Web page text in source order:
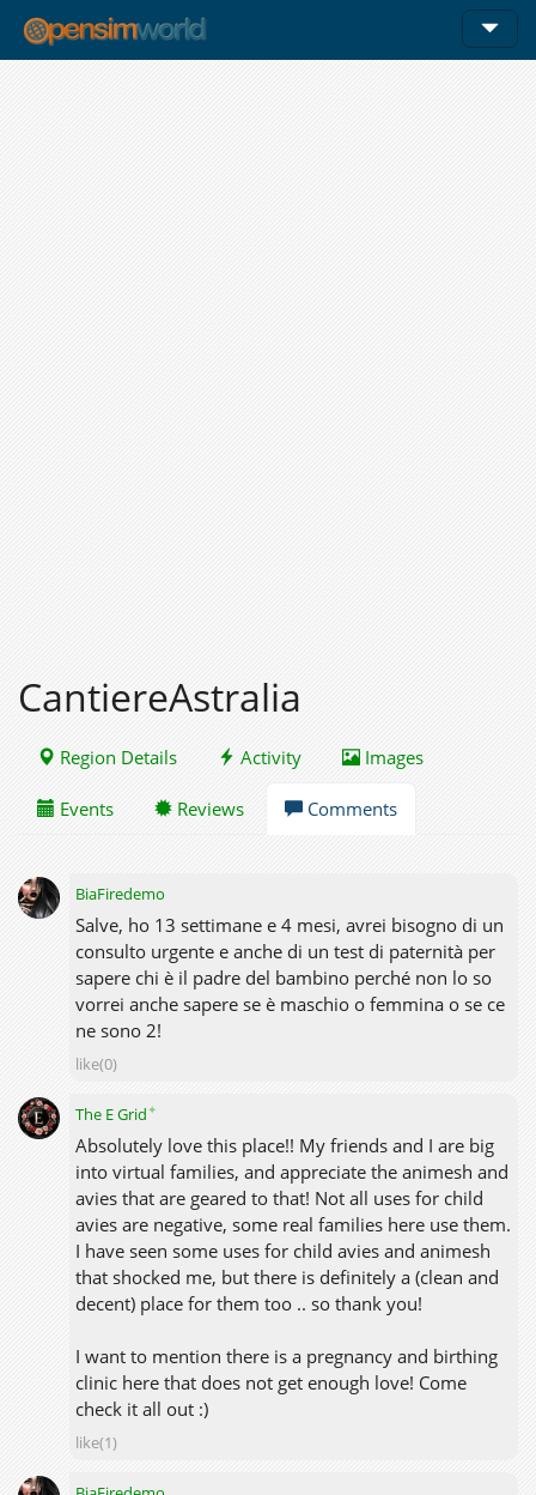
CantiereAstralia
Region Details Activity Images
Events Reviews Comments
BiaFiredemo
Salve, ho 13 settimane e 4 mesi, avrei bisogno di un
consulto urgente e anche di un test di paternità per
sapere chi è il padre del bambino perché non lo so
vorrei anche sapere se è maschio o femmina o se ce
ne sono 2!
like(0)
The E Grid✦
Absolutely love this place!! My friends and I are big
into virtual families, and appreciate the animesh and
avies that are geared to that! Not all uses for child
avies are negative, some real families here use them.
I have seen some uses for child avies and animesh
that shocked me, but there is definitely a (clean and
decent) place for them too .. so thank you!
I want to mention there is a pregnancy and birthing
clinic here that does not get enough love! Come
check it all out :)
like(1)